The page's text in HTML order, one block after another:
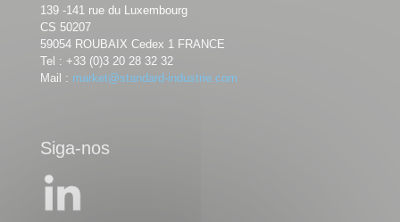
139 -141 rue du Luxembourg
CS 50207
59054 ROUBAIX Cedex 1 FRANCE
Tel : +33 (0)3 20 28 32 32
Mail : market@standard-industrie.com
Siga-nos